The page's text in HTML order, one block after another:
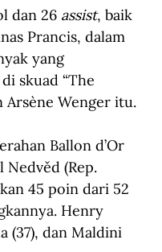
dan 26 assist, baik
Prancis, dalam
yang
skuad “The
Arsène Wenger itu.
Ballon d’Or
(Rep.
45 poin dari 52
Henry
(37), dan Maldini